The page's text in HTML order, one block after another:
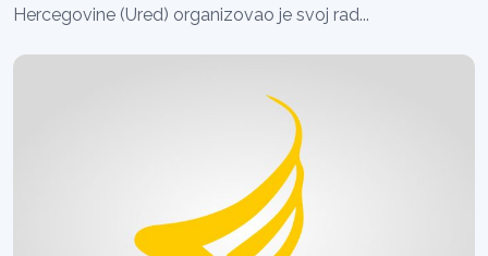
Hercegovine (Ured) organizovao je svoj rad...